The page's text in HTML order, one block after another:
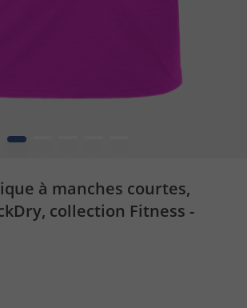
1
à manches courtes,
collection Fitness -